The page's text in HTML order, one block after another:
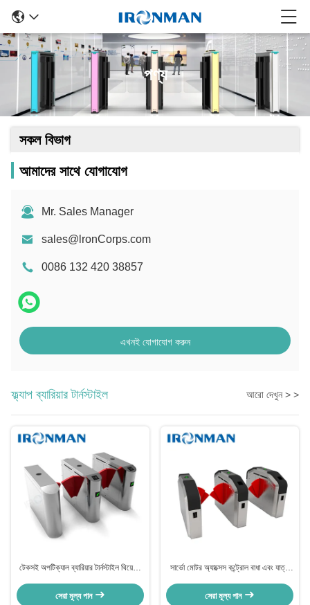
পণ্য
সকল বিভাগ
আমাদের সাথে যোগাযোগ
Mr. Sales Manager
sales@lronCorps.com
0086 132 420 38857
এখনই যোগাযোগ করুন
ফ্ল্যাপ ব্যারিয়ার টার্নস্টাইল আরো দেখুন > >
টেকসই অপটিক্যাল ব্যারিয়ার টার্নস্টাইল থিয়েটার
সেরা মূল্য পান
সার্ভো মোটর অ্যাক্সেস কন্ট্রোল বাধা এবং যাত্রী
সেরা মূল্য পান